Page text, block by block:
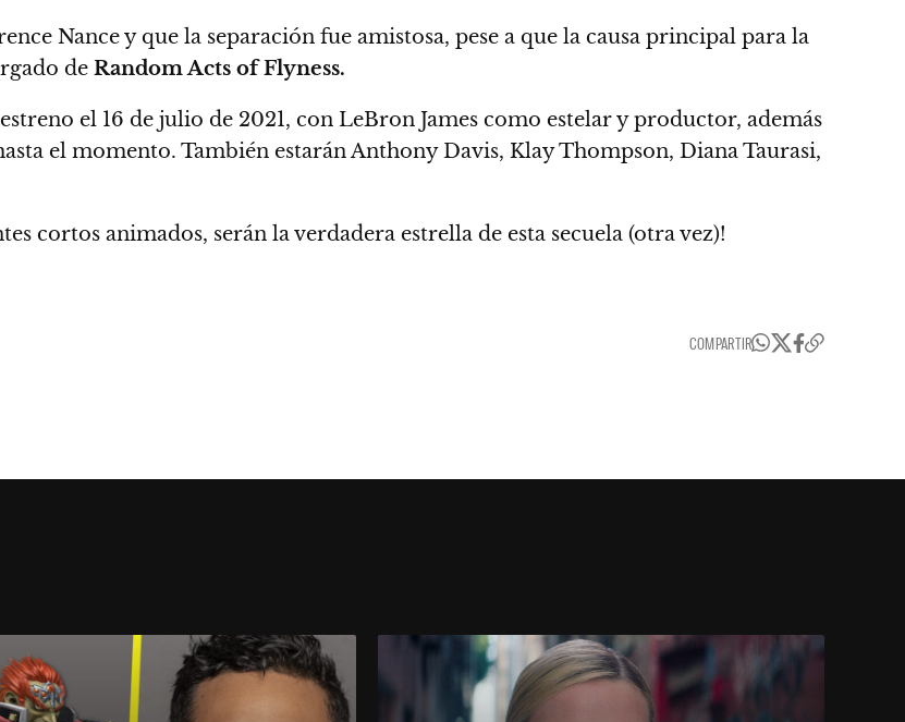
Nance y que la separación fue amistosa, pese a que la causa principal para la
de Random Acts of Flyness.
el 16 de julio de 2021, con LeBron James como estelar y productor, además
el momento. También estarán Anthony Davis, Klay Thompson, Diana Taurasi,
cortos animados, serán la verdadera estrella de esta secuela (otra vez)!
COMPARTIR